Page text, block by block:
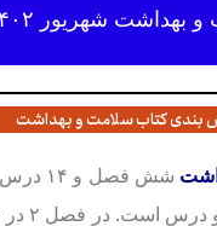
بهداشت شهریور ۱۴۰۲
کتاب سلامت و بهداشت